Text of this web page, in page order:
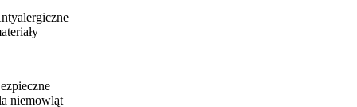
niemowląt